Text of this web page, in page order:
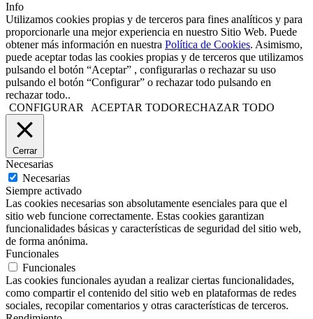
Info
Utilizamos cookies propias y de terceros para fines analíticos y para
proporcionarle una mejor experiencia en nuestro Sitio Web. Puede
obtener más información en nuestra Política de Cookies. Asimismo,
puede aceptar todas las cookies propias y de terceros que utilizamos
pulsando el botón “Aceptar” , configurarlas o rechazar su uso
pulsando el botón “Configurar” o rechazar todo pulsando en
rechazar todo..
CONFIGURAR
ACEPTAR TODORECHAZAR TODO
Cerrar
Necesarias
Necesarias
Siempre activado
Las cookies necesarias son absolutamente esenciales para que el
sitio web funcione correctamente. Estas cookies garantizan
funcionalidades básicas y características de seguridad del sitio web,
de forma anónima.
Funcionales
Funcionales
Las cookies funcionales ayudan a realizar ciertas funcionalidades,
como compartir el contenido del sitio web en plataformas de redes
sociales, recopilar comentarios y otras características de terceros.